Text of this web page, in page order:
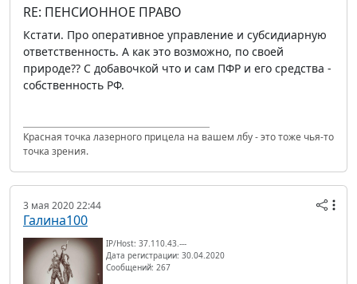
RE: ПЕНСИОННОЕ ПРАВО
Кстати. Про оперативное управление и субсидиарную
ответственность. А как это возможно, по своей
природе?? С добавочкой что и сам ПФР и его средства -
собственность РФ.
Красная точка лазерного прицела на вашем лбу - это тоже чья-то
точка зрения.
3 мая 2020 22:44
Галина100
IP/Host: 37.110.43.---
Дата регистрации: 30.04.2020
Сообщений: 267